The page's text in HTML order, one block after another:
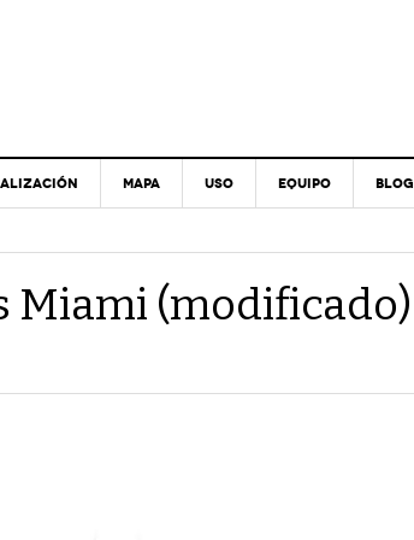
MAPA USO EQUIPO BLOG
Miami (modificado)